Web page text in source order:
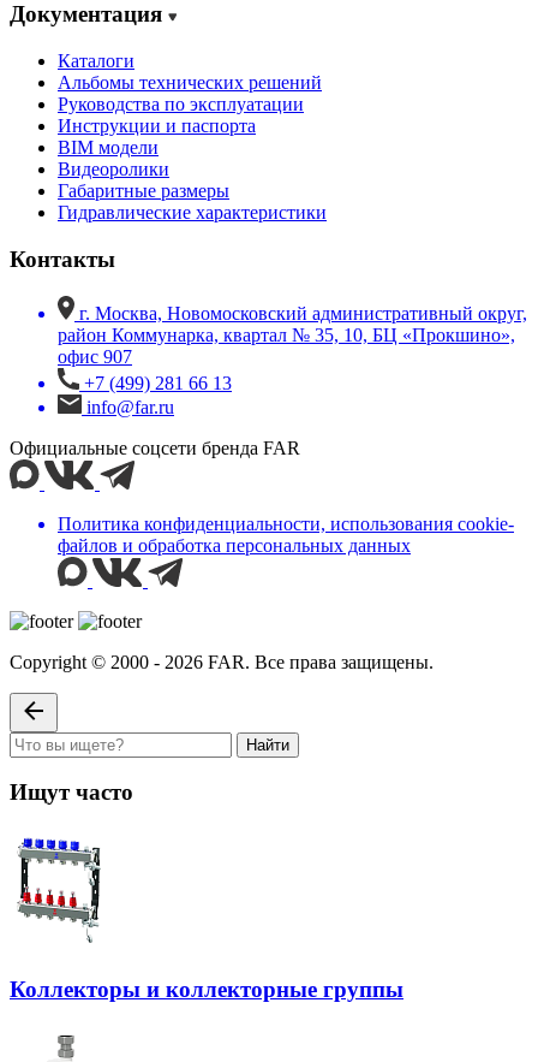
Документация
Каталоги
Альбомы технических решений
Руководства по эксплуатации
Инструкции и паспорта
BIM модели
Видеоролики
Габаритные размеры
Гидравлические характеристики
Контакты
г. Москва, Новомосковский административный округ,
район Коммунарка, квартал № 35, 10, БЦ «Прокшино»,
офис 907
+7 (499) 281 66 13
info@far.ru
Официальные соцсети бренда FAR
Политика конфиденциальности, использования сookie-
файлов и обработка персональных данных
Copyright © 2000 - 2026 FAR. Все права защищены.
Найти
Ищут часто
Коллекторы и коллекторные группы